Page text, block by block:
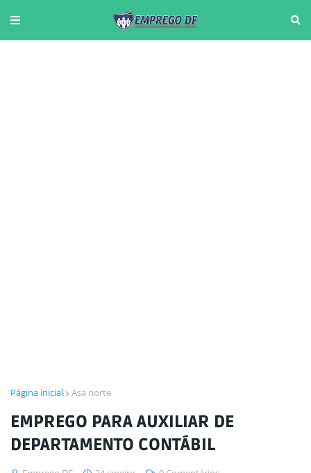
Página inicial Asa norte
EMPREGO PARA AUXILIAR DE
DEPARTAMENTO CONTÁBIL